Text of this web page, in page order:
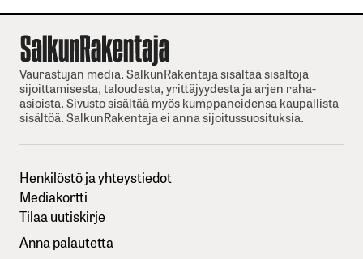
Vaurastujan media. SalkunRakentaja sisältää sisältöjä
sijoittamisesta, taloudesta, yrittäjyydesta ja arjen raha-
asioista. Sivusto sisältää myös kumppaneidensa kaupallista
sisältöä. SalkunRakentaja ei anna sijoitussuosituksia.
Henkilöstö ja yhteystiedot
Mediakortti
Tilaa uutiskirje
Anna palautetta